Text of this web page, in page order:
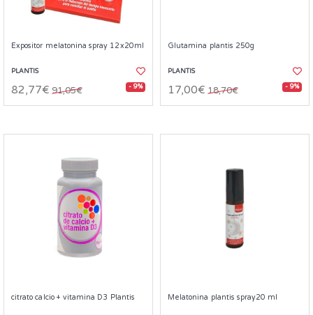
Expositor melatonina spray 12x20ml
PLANTIS
82,77€ 91,05€ - 9%
Glutamina plantis 250g
PLANTIS
17,00€ 18,70€ - 9%
citrato calcio + vitamina D3 Plantis Melatonina plantis spray20 ml